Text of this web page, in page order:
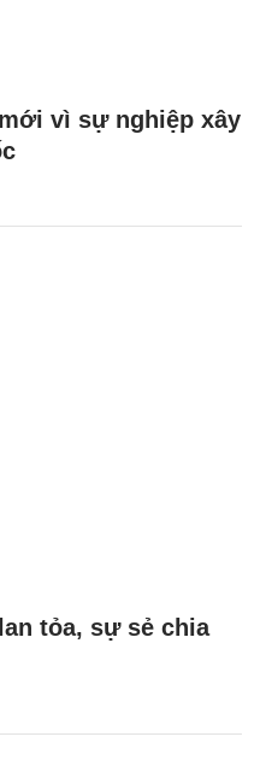
vì sự nghiệp xây
tỏa, sự sẻ chia